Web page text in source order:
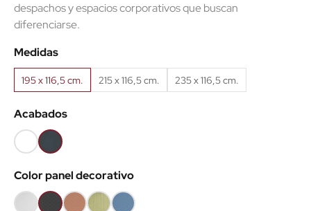
despachos y espacios corporativos que buscan
diferenciarse.
Medidas
195 x 116,5 cm. 215 x 116,5 cm. 235 x 116,5 cm.
Acabados
Blanco
(EMB)
Antracita
(EMB)
Color panel decorativo
BlancoGris
CoralVerdeAzul